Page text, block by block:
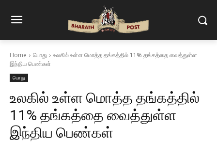
Home பொது
உலகில் உள்ள மொத்த தங்கத்தில் 11% தங்கத்தை வைத்துள்ள
இந்திய பெண்கள்
பொது
உலகில் உள்ள மொத்த தங்கத்தில்
11% தங்கத்தை வைத்துள்ள
இந்திய பெண்கள்